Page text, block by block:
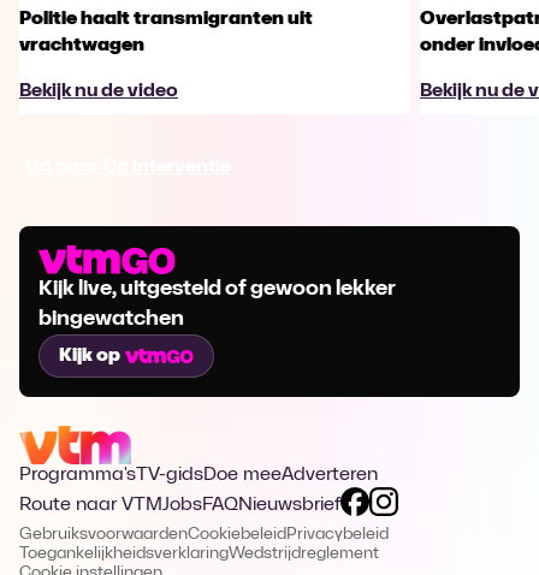
Politie haalt transmigranten uit
vrachtwagen
Bekijk nu de video
onder
Bekijk nu de
Kijk live, uitgesteld of gewoon lekker
bingewatchen
Kijk op
Programma's TV-gidsDoe meeAdverteren
Route naar VTMJobsFAQNieuwsbrief
GebruiksvoorwaardenCookiebeleid Privacybeleid
ToegankelijkheidsverklaringWedstrijdreglement